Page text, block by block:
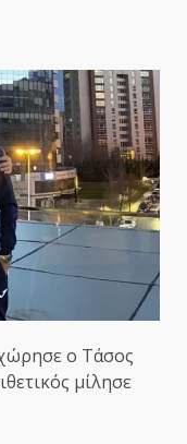
ο Τάσος
μίλησε